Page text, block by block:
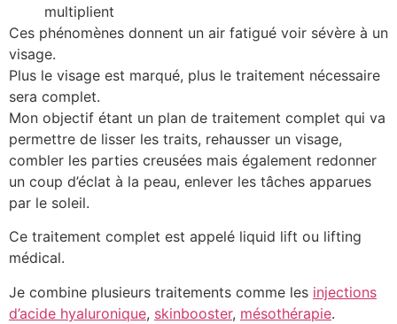
multiplient
Ces phénomènes donnent un air fatigué voir sévère à un
visage.
Plus le visage est marqué, plus le traitement nécessaire
sera complet.
Mon objectif étant un plan de traitement complet qui va
permettre de lisser les traits, rehausser un visage,
combler les parties creusées mais également redonner
un coup d’éclat à la peau, enlever les tâches apparues
par le soleil.
Ce traitement complet est appelé liquid lift ou lifting
médical.
Je combine plusieurs traitements comme les injections
d’acide hyaluronique, skinbooster, mésothérapie.